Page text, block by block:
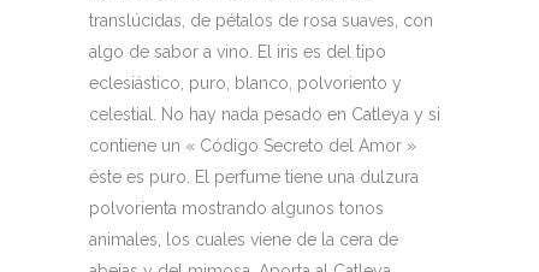
translúcidas, de pétalos de rosa suaves, con
algo de sabor a vino. El iris es del tipo
eclesiástico, puro, blanco, polvoriento y
celestial. No hay nada pesado en Catleya y si
contiene un « Código Secreto del Amor »
éste es puro. El perfume tiene una dulzura
polvorienta mostrando algunos tonos
animales, los cuales viene de la cera de